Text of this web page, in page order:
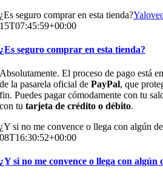
¿Es seguro comprar en esta tienda?
15T07:45:59+00:00
¿Es seguro comprar en esta tienda?
Absolutamente. El proceso de pago está
de la pasarela oficial dePayPal, que
fin. Puedes pagar cómodamente con tu
con tutarjeta de crédito o débito.
¿Y si no me convence o llega con algún
08T16:30:52+00:00
¿Y si no me convence o llega con algún